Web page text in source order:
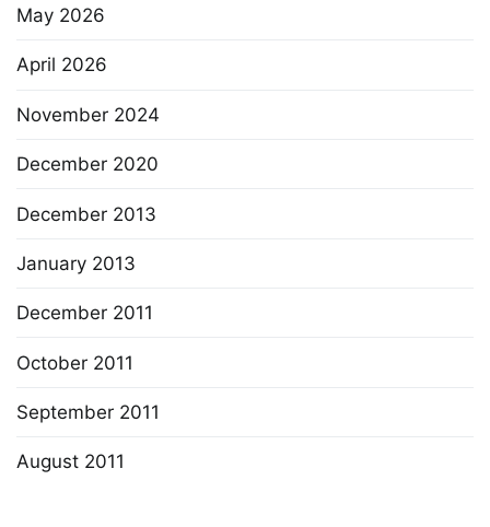
May 2026
April 2026
November 2024
December 2020
December 2013
January 2013
December 2011
October 2011
September 2011
August 2011